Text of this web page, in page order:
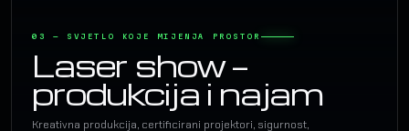
03 — SVJETLO KOJE MIJENJA PROSTOR
Laser show —
produkcija i najam
Kreativna produkcija, certificirani projektori, sigurnost,